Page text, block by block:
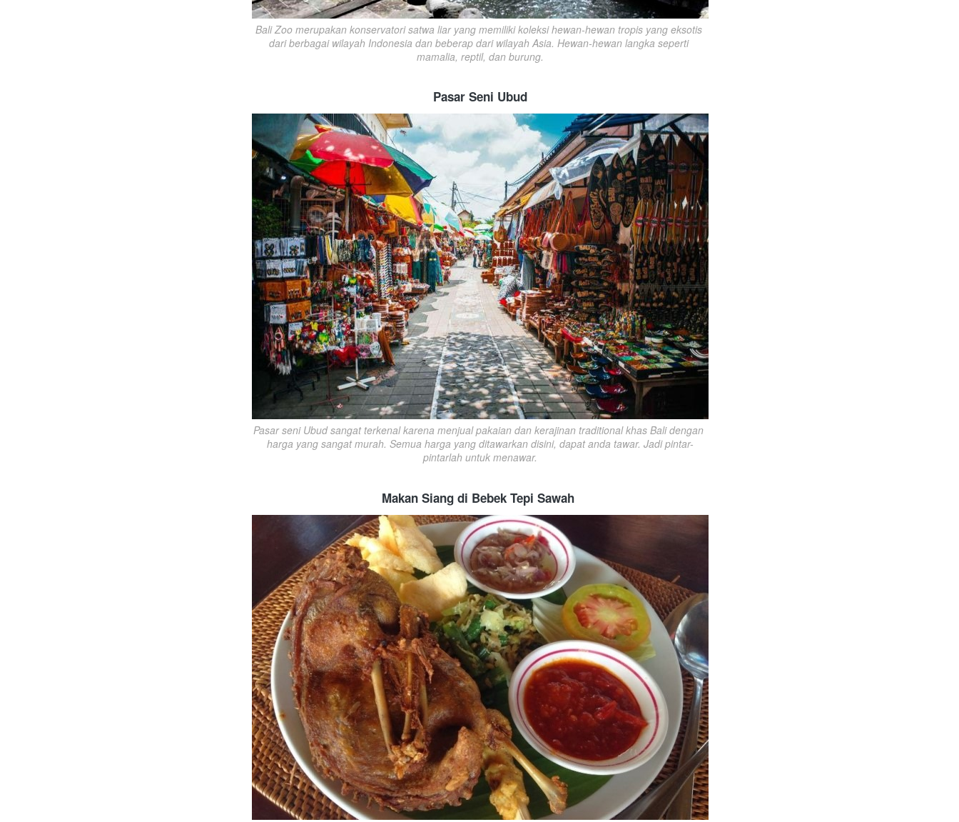
Bali Zoo merupakan konservatori satwa liar yang memiliki koleksi hewan-hewan tropis yang eksotis
dari berbagai wilayah Indonesia dan beberap dari wilayah Asia. Hewan-hewan langka seperti
mamalia, reptil, dan burung.
Pasar Seni Ubud
Pasar seni Ubud sangat terkenal karena menjual pakaian dan kerajinan traditional khas Bali dengan
harga yang sangat murah. Semua harga yang ditawarkan disini, dapat anda tawar. Jadi pintar-
pintarlah untuk menawar.
Makan Siang di Bebek Tepi Sawah